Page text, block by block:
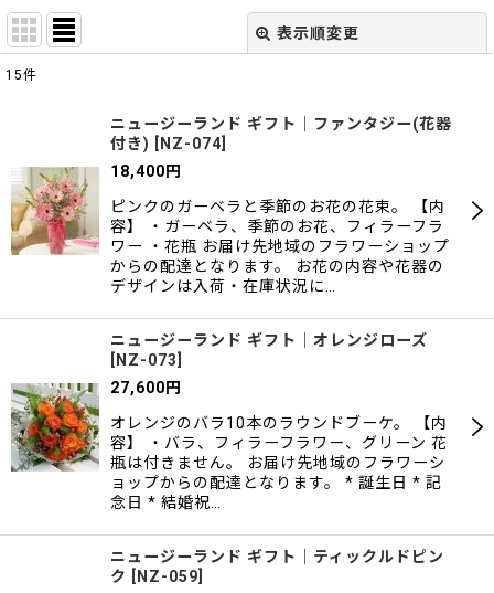
表示順変更
絞り込む
15件
ニュージーランド ギフト｜ファンタジー(花器
付き)
NZ-074
18,400円
ピンクのガーベラと季節のお花の花束。 【内
容】 ・ガーベラ、季節のお花、フィラーフラ
ワー ・花瓶 お届け先地域のフラワーショップ
からの配達となります。 お花の内容や花器の
デザインは入荷・在庫状況に…
ニュージーランド ギフト｜オレンジローズ
NZ-073
27,600円
オレンジのバラ10本のラウンドブーケ。 【内
容】 ・バラ、フィラーフラワー、グリーン 花
瓶は付きません。 お届け先地域のフラワーシ
ョップからの配達となります。 * 誕生日 * 記
念日 * 結婚祝…
ニュージーランド ギフト｜ティックルドピン
ク
NZ-059